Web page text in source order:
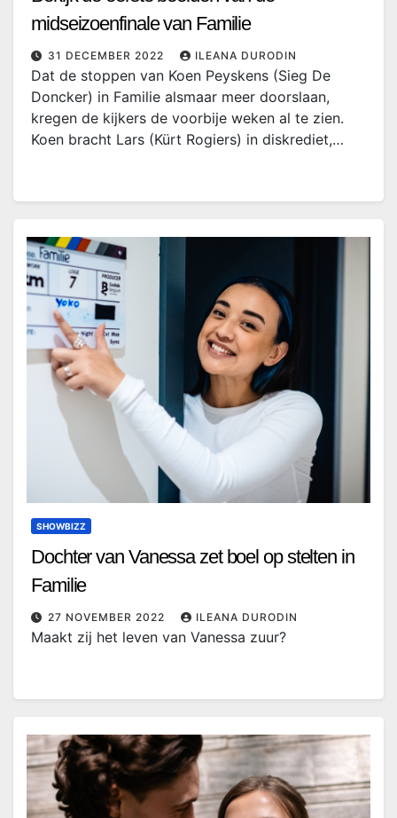
midseizoenfinale van Familie
31 DECEMBER 2022 ILEANA DURODIN
Dat de stoppen van Koen Peyskens (Sieg De
Doncker) in Familie alsmaar meer doorslaan,
kregen de kijkers de voorbije weken al te zien.
Koen bracht Lars (Kürt Rogiers) in diskrediet,…
SHOWBIZZ
Dochter van Vanessa zet boel op stelten in
Familie
27 NOVEMBER 2022 ILEANA DURODIN
Maakt zij het leven van Vanessa zuur?